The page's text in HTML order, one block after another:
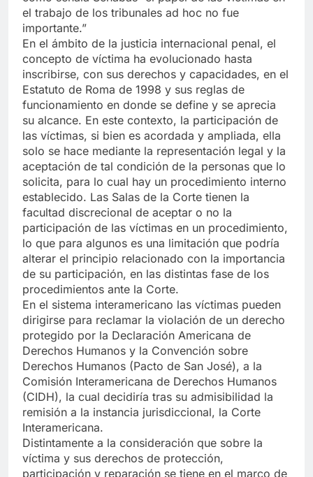
el trabajo de los tribunales ad hoc no fue
importante.”
En el ámbito de la justicia internacional penal, el
concepto de víctima ha evolucionado hasta
inscribirse, con sus derechos y capacidades, en el
Estatuto de Roma de 1998 y sus reglas de
funcionamiento en donde se define y se aprecia
su alcance. En este contexto, la participación de
las víctimas, si bien es acordada y ampliada, ella
solo se hace mediante la representación legal y la
aceptación de tal condición de la personas que lo
solicita, para lo cual hay un procedimiento interno
establecido. Las Salas de la Corte tienen la
facultad discrecional de aceptar o no la
participación de las víctimas en un procedimiento,
lo que para algunos es una limitación que podría
alterar el principio relacionado con la importancia
de su participación, en las distintas fase de los
procedimientos ante la Corte.
En el sistema interamericano las víctimas pueden
dirigirse para reclamar la violación de un derecho
protegido por la Declaración Americana de
Derechos Humanos y la Convención sobre
Derechos Humanos (Pacto de San José), a la
Comisión Interamericana de Derechos Humanos
(CIDH), la cual decidiría tras su admisibilidad la
remisión a la instancia jurisdiccional, la Corte
Interamericana.
Distintamente a la consideración que sobre la
víctima y sus derechos de protección,
participación y reparación se tiene en el marco de